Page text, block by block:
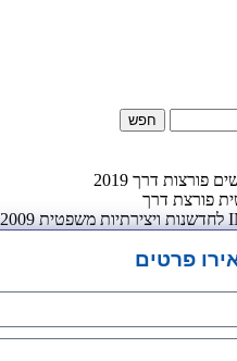
פרטים